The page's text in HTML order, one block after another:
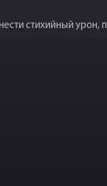
стихийный урон,